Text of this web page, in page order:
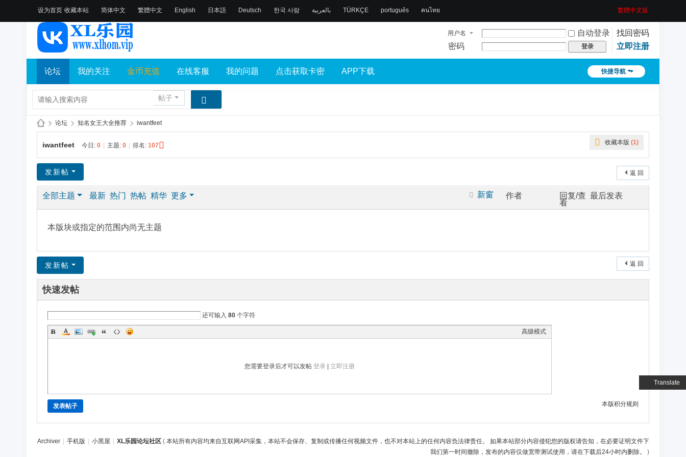
设为首页 收藏本站
Translate
简体中文 繁體中文 English 日本語 Deutsch 한국 사람 بالعربية TÜRKÇE português คนไทย 繁體中文版
用户名 自动登录
找回密码
密码
登录 立即注册
快捷导航
论坛 我的关注 金币充值 在线客服 我的问题 点击获取卡密 APP下载
帖子
乐
园
论
坛
» 论坛 › 知名女王大全推荐 › iwantfeet
收藏本版 (1)
iwantfeet 今日: 0 主题: 0 排名: 107
返 回
发新帖
新窗
全部主题 最新 热门 热帖 精华 更多 作者
回复/查
看
最后发表
本版块或指定的范围内尚无主题
返 回
发新帖
快速发帖
还可输入 80 个字符
高级模式
您需要登录后才可以发帖 登录 立即注册
本版积分规则
发表帖子
Archiver 手机版 小黑屋 XL乐园论坛社区 ( 本站所有内容均来自互联网API采集，本站不会保存、复制或传播任何视频文件，也不对本站上的任何内容负法律责任。 如果本站部分内容侵犯您的版权请告知，在必要证明文件下
我们第一时间撤除，发布的内容仅做宽带测试使用，请在下载后24小时内删除。
)